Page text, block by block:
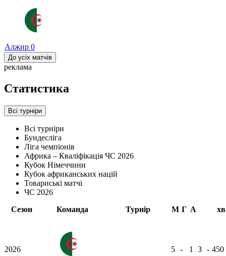
Алжир 0
До усіх матчів
реклама
Статистика
Всі турніри
Всі турніри
Бундесліга
Ліга чемпіонів
Африка – Кваліфікація ЧС 2026
Кубок Німеччини
Кубок африканських націй
Товариські матчі
ЧС 2026
Сезон
Команда Турнір М Г А хв
2026 5 - 1 3 - 450